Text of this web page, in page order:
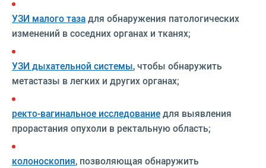
УЗИ малого тазадля обнаружения патологических
изменений в соседних органах и тканях;
УЗИ дыхательной системы, чтобы обнаружить
метастазы в легких и других органах;
ректо-вагинальное исследованиедля выявления
прорастания опухоли в ректальную область;
колоноскопия, позволяющая обнаружить